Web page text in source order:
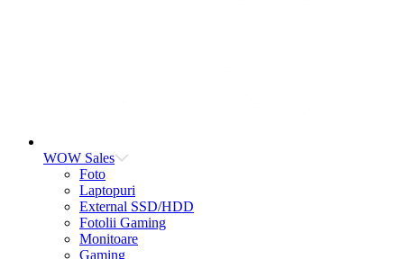
WOW Sales
Foto
Laptopuri
External SSD/HDD
Fotolii Gaming
Monitoare
Gaming